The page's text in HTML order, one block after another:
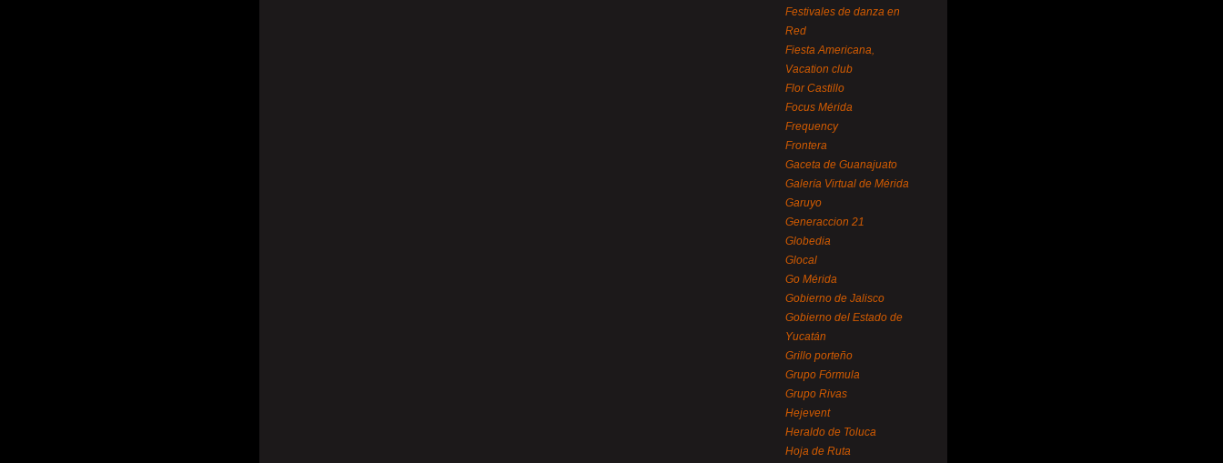
Festivales de danza en
Red
Fiesta Americana,
Vacation club
Flor Castillo
Focus Mérida
Frequency
Frontera
Gaceta de Guanajuato
Galería Virtual de Mérida
Garuyo
Generaccion 21
Globedia
Glocal
Go Mérida
Gobierno de Jalisco
Gobierno del Estado de
Yucatán
Grillo porteño
Grupo Fórmula
Grupo Rivas
Hejevent
Heraldo de Toluca
Hoja de Ruta